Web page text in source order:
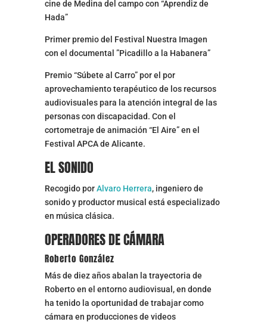
cine de Medina del campo con “Aprendiz de
Hada”
Primer premio del Festival Nuestra Imagen
con el documental ”Picadillo a la Habanera”
Premio “Súbete al Carro” por el por
aprovechamiento terapéutico de los recursos
audiovisuales para la atención integral de las
personas con discapacidad. Con el
cortometraje de animación “El Aire” en el
Festival APCA de Alicante.
EL SONIDO
Recogido porAlvaro Herrera, ingeniero de
sonido y productor musical está especializado
en música clásica.
OPERADORES DE CÁMARA
Roberto González
Más de diez años abalan la trayectoria de
Roberto en el entorno audiovisual, en donde
ha tenido la oportunidad de trabajar como
cámara en producciones de videos